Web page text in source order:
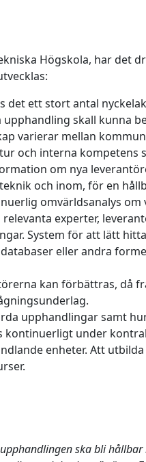
Högskola, har det
det ett stort antal
skall kunna
varierar mellan
och interna kompetens
om nya
och inom, för en
omvärldsanalys om
experter,
System för att lätt
eller andra
kan förbättras, då
upphandlingar samt
kontinuerligt under
enheter. Att
ska bli